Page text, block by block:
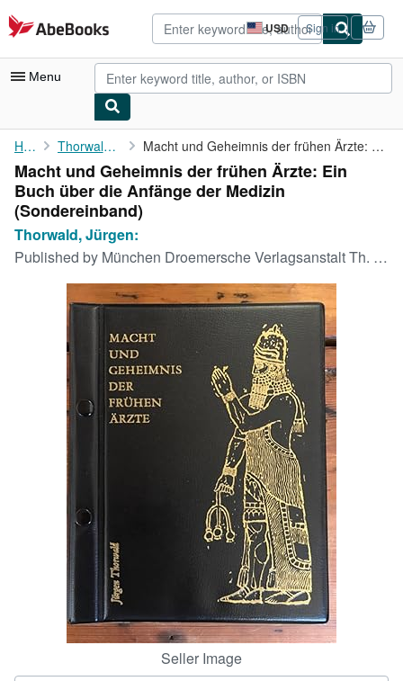
Skip to main content
AbeBooks.com USD
Site
shopping
preferences
Sign in
Menu
My Account
My Purchases
Advanced Search
Browse Collections
Art & Collectibles
Start Selling
Home Thorwald, Jürgen: Macht und Geheimnis der frühen Ärzte: Ein Buch über die Anfänge ...
Macht und Geheimnis der frühen Ärzte: Ein
Buch über die Anfänge der Medizin
(Sondereinband)
Thorwald, Jürgen:
Published by München Droemersche Verlagsanstalt Th. Knaur NAchf., 1962
Seller Image